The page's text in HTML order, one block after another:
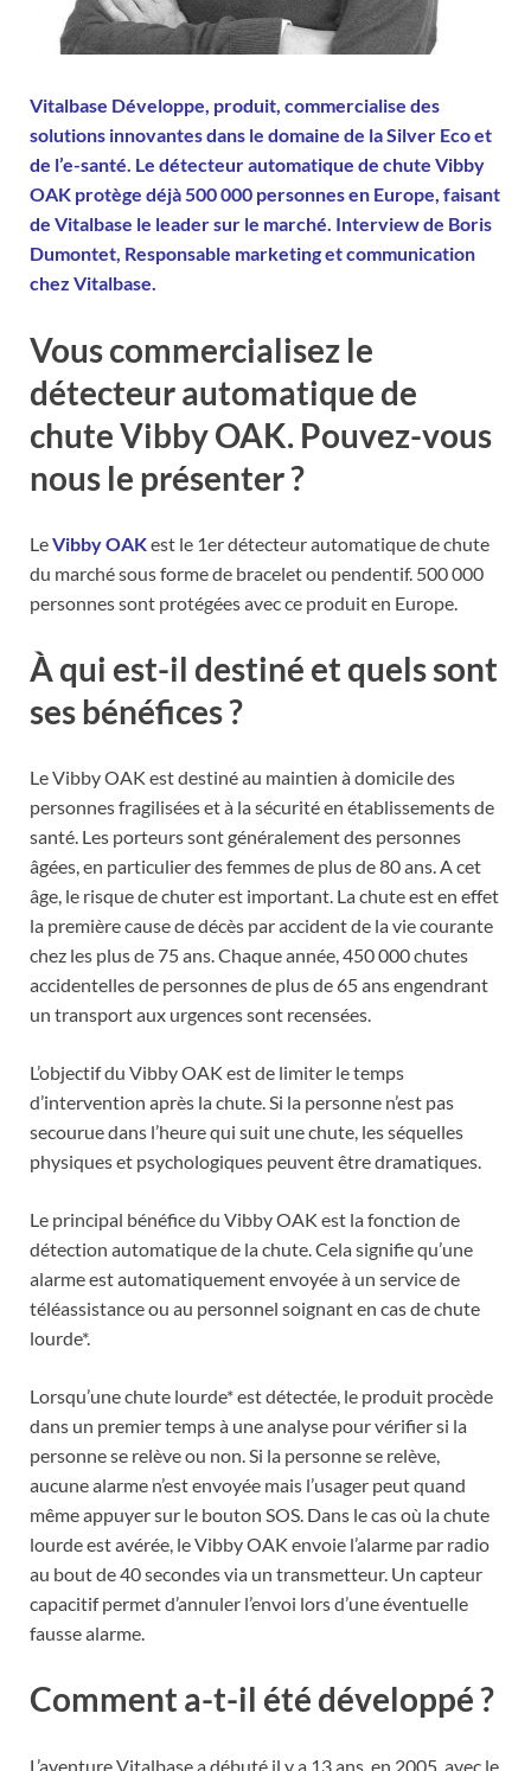
Vitalbase Développe, produit, commercialise des
solutions innovantes dans le domaine de la Silver Eco et
de l’e-santé. Le détecteur automatique de chute Vibby
OAK protège déjà 500 000 personnes en Europe, faisant
de Vitalbase le leader sur le marché. Interview de Boris
Dumontet, Responsable marketing et communication
chez Vitalbase.
Vous commercialisez le
détecteur automatique de
chute Vibby OAK. Pouvez-vous
nous le présenter ?
LeVibby OAKest le 1er détecteur automatique de chute
du marché sous forme de bracelet ou pendentif. 500 000
personnes sont protégées avec ce produit en Europe.
À qui est-il destiné et quels sont
ses bénéfices ?
Le Vibby OAK est destiné au maintien à domicile des
personnes fragilisées et à la sécurité en établissements de
santé. Les porteurs sont généralement des personnes
âgées, en particulier des femmes de plus de 80 ans. A cet
âge, le risque de chuter est important. La chute est en effet
la première cause de décès par accident de la vie courante
chez les plus de 75 ans. Chaque année, 450 000 chutes
accidentelles de personnes de plus de 65 ans engendrant
un transport aux urgences sont recensées.
L’objectif du Vibby OAK est de limiter le temps
d’intervention après la chute. Si la personne n’est pas
secourue dans l’heure qui suit une chute, les séquelles
physiques et psychologiques peuvent être dramatiques.
Le principal bénéfice du Vibby OAK est la fonction de
détection automatique de la chute. Cela signifie qu’une
alarme est automatiquement envoyée à un service de
téléassistance ou au personnel soignant en cas de chute
lourde*.
Lorsqu’une chute lourde* est détectée, le produit procède
dans un premier temps à une analyse pour vérifier si la
personne se relève ou non. Si la personne se relève,
aucune alarme n’est envoyée mais l’usager peut quand
même appuyer sur le bouton SOS. Dans le cas où la chute
lourde est avérée, le Vibby OAK envoie l’alarme par radio
au bout de 40 secondes via un transmetteur. Un capteur
capacitif permet d’annuler l’envoi lors d’une éventuelle
fausse alarme.
Comment a-t-il été développé ?
L’aventure Vitalbase a débuté il y a 13 ans, en 2005, avec le